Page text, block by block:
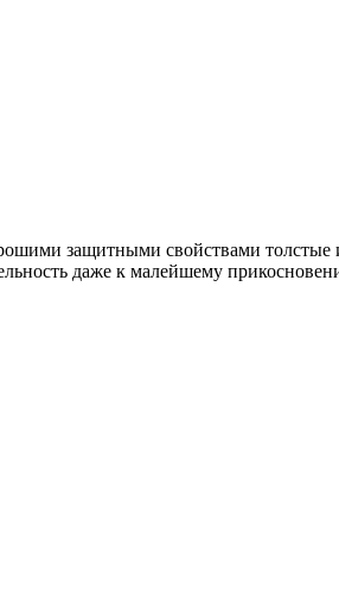
защитными свойствами
даже к малейшему